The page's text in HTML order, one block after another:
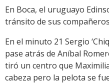
En Boca, el uruguayo
tránsito de sus
En el minuto 21 Sergio
pase atrás de Aníbal
tiró un centro que
cabeza pero la pelota se